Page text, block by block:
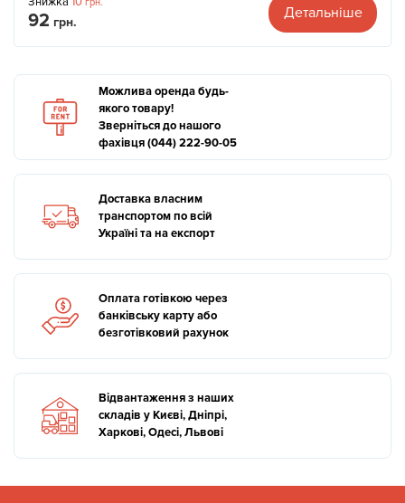
грн.
92 грн.
Детальніше
Можлива оренда будь-
якого товару!
Зверніться до нашого
фахівця (044) 222-90-05
Доставка власним
транспортом по всій
Україні та на експорт
Оплата готівкою через
банківську карту або
безготівковий рахунок
Відвантаження з наших
складів у Києві, Дніпрі,
Харкові, Одесі, Львові